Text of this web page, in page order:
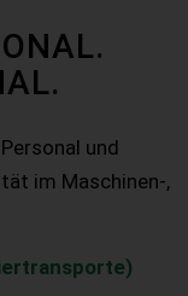
und
im Maschinen-,